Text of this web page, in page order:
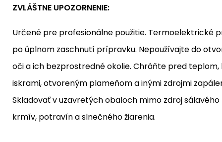
ZVLÁŠTNE UPOZORNENIE:
Určené pre profesionálne použitie. Termoelektrické
po úplnom zaschnutí prípravku. Nepoužívajte do
oči a ich bezprostredné okolie. Chráňte pred
iskrami, otvoreným plameňom a inými zdrojmi
Skladovať v uzavretých obaloch mimo zdroj
krmív, potravín a slnečného žiarenia.